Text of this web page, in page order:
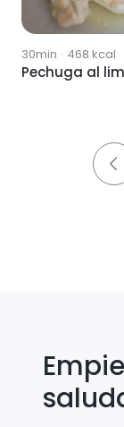
30min · 468 kcal
Pechuga al